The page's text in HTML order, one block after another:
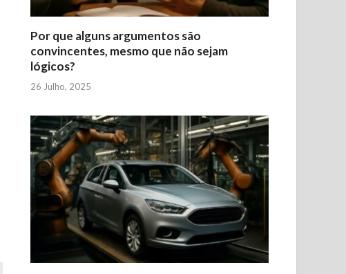
Por que alguns argumentos são
convincentes, mesmo que não sejam
lógicos?
26 Julho, 2025